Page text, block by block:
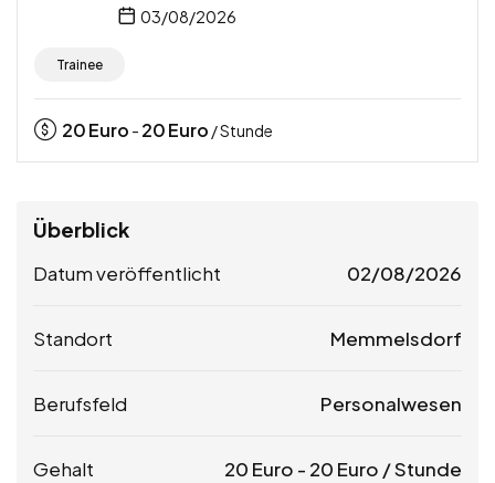
03/08/2026
Trainee
20Euro - 20Euro / Stunde
Überblick
Datum veröffentlicht 02/08/2026
Standort Memmelsdorf
Berufsfeld Personalwesen
Gehalt 20 Euro - 20 Euro / Stunde